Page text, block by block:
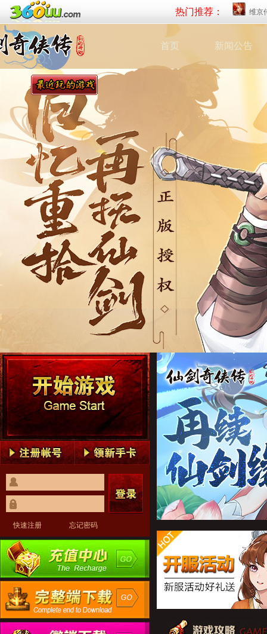
热门推荐： 维京
首页 新闻公告
快速注册 忘记密码
仙剑奇侠传：新的开始1
仙剑奇侠传：新的开始1
仙剑奇侠传：新的开始2
仙剑奇侠传：新的开始2
仙剑奇侠传：新的开始3
仙剑奇侠传：新的开始3
仙剑奇侠传：新的开始4
仙剑奇侠传：新的开始4
仙剑奇侠传：新的开始5
仙剑奇侠传：新的开始5